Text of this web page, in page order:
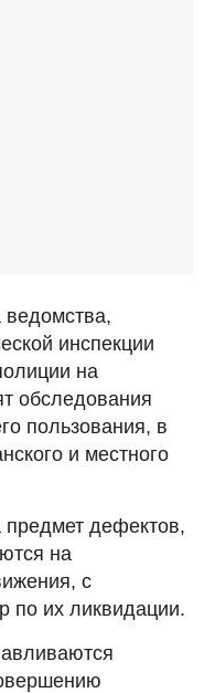
ведомства,
инспекции
на
обследования
пользования, в
и местного
дефектов,
на
с
по их ликвидации.